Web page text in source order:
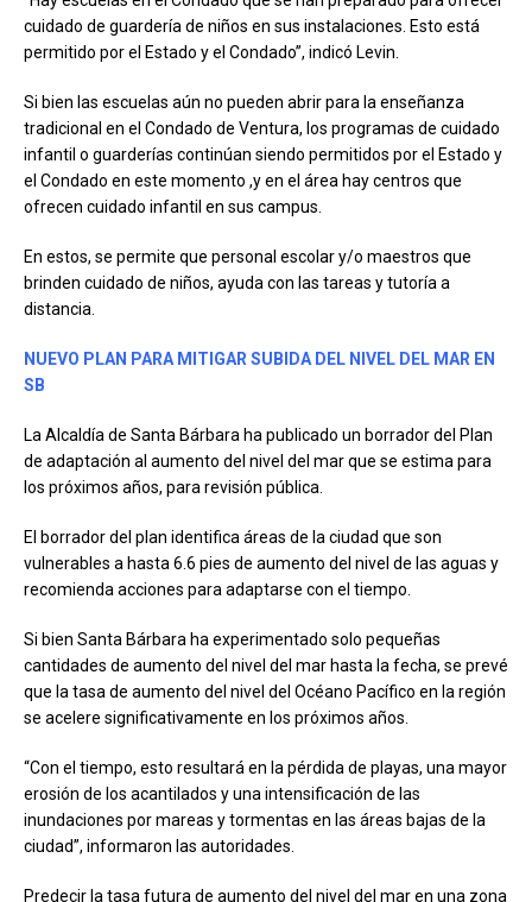
cuidado de guardería de niños en sus instalaciones. Esto está
permitido por el Estado y el Condado”, indicó Levin.
Si bien las escuelas aún no pueden abrir para la enseñanza
tradicional en el Condado de Ventura, los programas de cuidado
infantil o guarderías continúan siendo permitidos por el Estado y
el Condado en este momento ,y en el área hay centros que
ofrecen cuidado infantil en sus campus.
En estos, se permite que personal escolar y/o maestros que
brinden cuidado de niños, ayuda con las tareas y tutoría a
distancia.
NUEVO PLAN PARA MITIGAR SUBIDA DEL NIVEL DEL MAR EN
SB
La Alcaldía de Santa Bárbara ha publicado un borrador del Plan
de adaptación al aumento del nivel del mar que se estima para
los próximos años, para revisión pública.
El borrador del plan identifica áreas de la ciudad que son
vulnerables a hasta 6.6 pies de aumento del nivel de las aguas y
recomienda acciones para adaptarse con el tiempo.
Si bien Santa Bárbara ha experimentado solo pequeñas
cantidades de aumento del nivel del mar hasta la fecha, se prevé
que la tasa de aumento del nivel del Océano Pacífico en la región
se acelere significativamente en los próximos años.
“Con el tiempo, esto resultará en la pérdida de playas, una mayor
erosión de los acantilados y una intensificación de las
inundaciones por mareas y tormentas en las áreas bajas de la
ciudad”, informaron las autoridades.
Predecir la tasa futura de aumento del nivel del mar en una zona